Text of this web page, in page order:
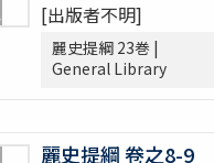
首1巻
[出版者不明]
麗史提綱 23巻 |
General Library
麗史提綱 卷之8-9